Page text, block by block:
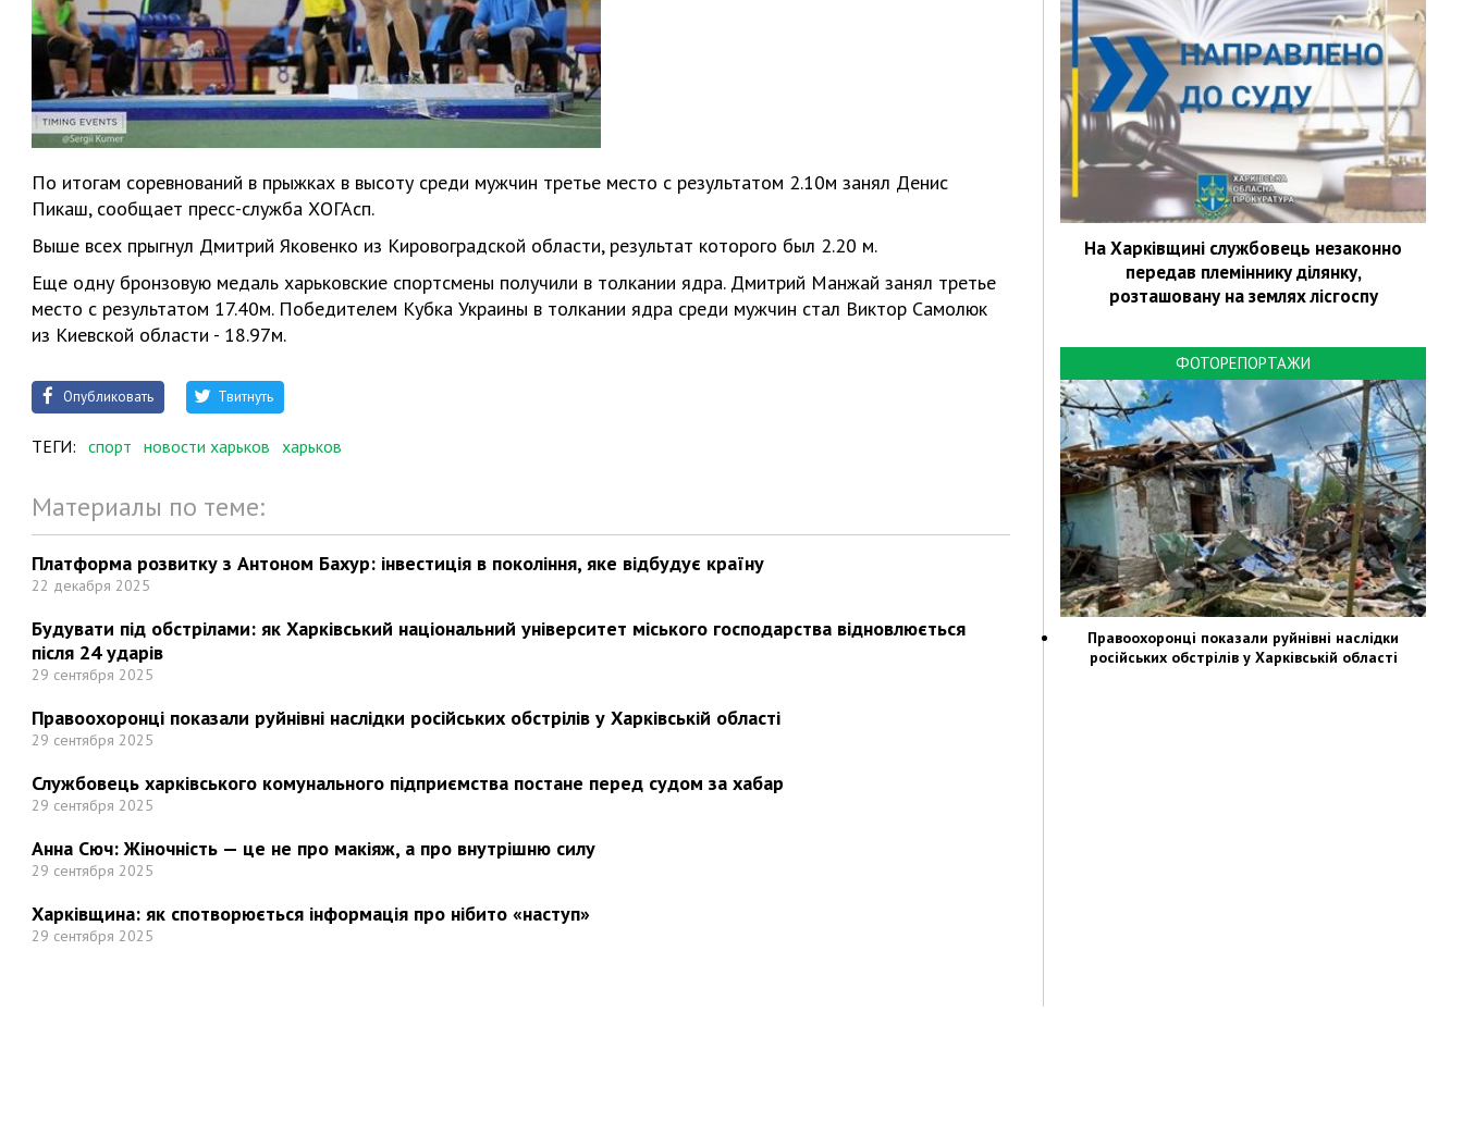
По итогам соревнований в прыжках в высоту среди мужчин третье место с результатом 2.10м занял Денис
Пикаш, сообщает пресс-служба ХОГАсп.
Выше всех прыгнул Дмитрий Яковенко из Кировоградской области, результат которого был 2.20 м.
Еще одну бронзовую медаль харьковские спортсмены получили в толкании ядра. Дмитрий Манжай занял третье
место с результатом 17.40м. Победителем Кубка Украины в толкании ядра среди мужчин стал Виктор Самолюк
из Киевской области - 18.97м.
Опубликовать Твитнуть
ТЕГИ: спорт новости харьков харьков
Материалы по теме:
Платформа розвитку з Антоном Бахур: інвестиція в покоління, яке відбудує країну
22 декабря 2025
Будувати під обстрілами: як Харківський національний університет міського господарства відновлюється
після 24 ударів
29 сентября 2025
Правоохоронці показали руйнівні наслідки російських обстрілів у Харківській області
29 сентября 2025
Службовець харківського комунального підприємства постане перед судом за хабар
29 сентября 2025
Анна Сюч: Жіночність — це не про макіяж, а про внутрішню силу
29 сентября 2025
Харківщина: як спотворюється інформація про нібито «наступ»
29 сентября 2025
На Харківщині службовець незаконно
передав племіннику ділянку,
розташовану на землях лісгоспу
ФОТОРЕПОРТАЖИ
Правоохоронці показали руйнівні наслідки
російських обстрілів у Харківській області